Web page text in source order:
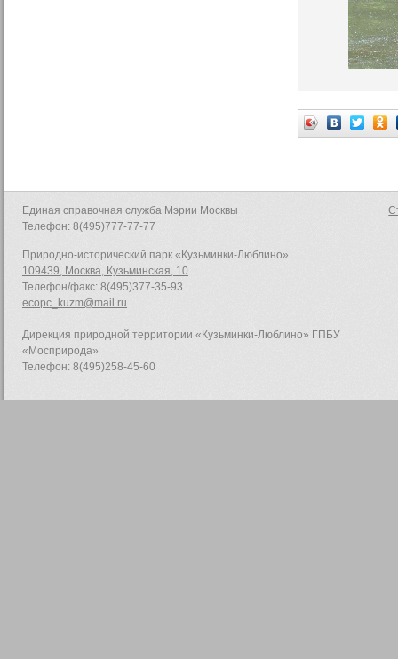
Единая справочная служба Мэрии Москвы
Телефон: 8(495)777-77-77
Природно-исторический парк «Кузьминки-Люблино»
109439, Москва, Кузьминская, 10
Телефон/факс: 8(495)377-35-93
ecopc_kuzm@mail.ru
Дирекция природной территории «Кузьминки-Люблино» ГПБУ
«Мосприрода»
Телефон: 8(495)258-45-60